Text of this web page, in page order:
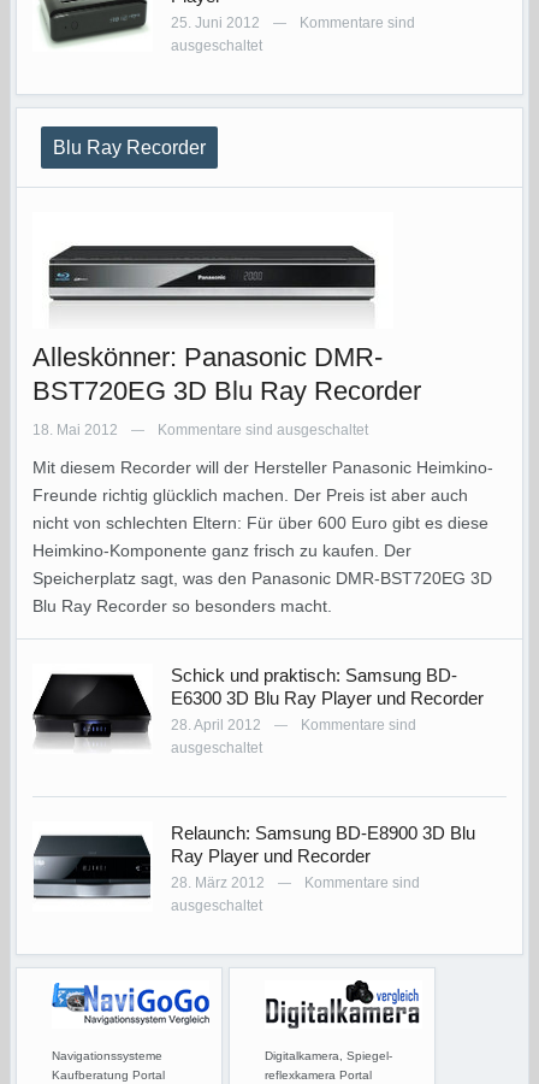
25. Juni 2012 —
Kommentare sind
ausgeschaltet
Blu Ray Recorder
Alleskönner: Panasonic DMR-
BST720EG 3D Blu Ray Recorder
18. Mai 2012 — Kommentare sind ausgeschaltet
Mit diesem Recorder will der Hersteller Panasonic Heimkino-
Freunde richtig glücklich machen. Der Preis ist aber auch
nicht von schlechten Eltern: Für über 600 Euro gibt es diese
Heimkino-Komponente ganz frisch zu kaufen. Der
Speicherplatz sagt, was den Panasonic DMR-BST720EG 3D
Blu Ray Recorder so besonders macht.
Schick und praktisch: Samsung BD-
E6300 3D Blu Ray Player und Recorder
28. April 2012 —
Kommentare sind
ausgeschaltet
Relaunch: Samsung BD-E8900 3D Blu
Ray Player und Recorder
28. März 2012 —
Kommentare sind
ausgeschaltet
Navigationssysteme
Kaufberatung Portal
Digitalkamera, Spiegel-
reflexkamera Portal